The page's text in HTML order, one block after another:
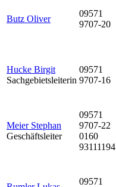
Butz Oliver
09571
9707-20
Hucke Birgit
Sachgebietsleiterin
09571
9707-16
Meier Stephan
Geschäftsleiter
09571
9707-22
0160
93111194
09571